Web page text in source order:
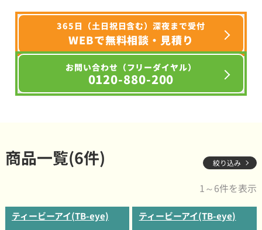
365日（土日祝日含む）深夜まで受付
WEBで無料相談・見積り
お問い合わせ（フリーダイヤル）
0120-880-200
商品一覧(6件) 絞り込み
1～6件を表示
ティービーアイ(TB-eye) ティービーアイ(TB-eye)